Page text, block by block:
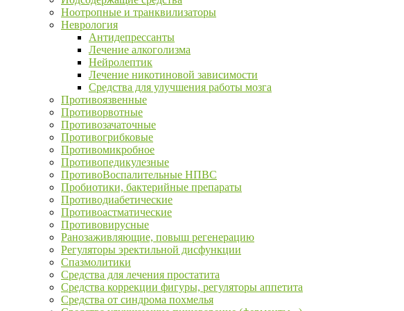
Ноотропные и транквилизаторы
Неврология
Антидепрессанты
Лечение алкоголизма
Нейролептик
Лечение никотиновой зависимости
Средства для улучшения работы мозга
Противоязвенные
Противорвотные
Противозачаточные
Противогрибковые
Противомикробное
Противопедикулезные
ПротивоВоспалительные НПВС
Пробиотики, бактерийные препараты
Противодиабетические
Противоастматические
Противовирусные
Ранозаживляющие, повыш регенерацию
Регуляторы эректильной дисфункции
Спазмолитики
Средства для лечения простатита
Средства коррекции фигуры, регуляторы аппетита
Средства от синдрома похмелья